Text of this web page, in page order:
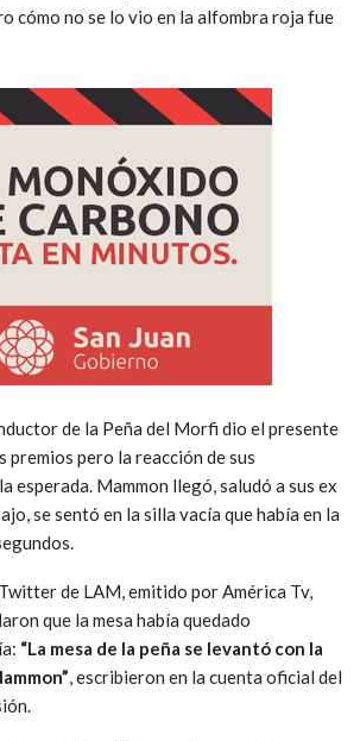
cómo no se lo vio en la alfombra roja fue
de la Peña del Morfi dio el presente
premios pero la reacción de sus
esperada. Mammon llegó, saludó a sus ex
se sentó en la silla vacía que había en la
de LAM, emitido por América Tv,
que la mesa había quedado
“La mesa de la peña se levantó con la
, escribieron en la cuenta oficial del